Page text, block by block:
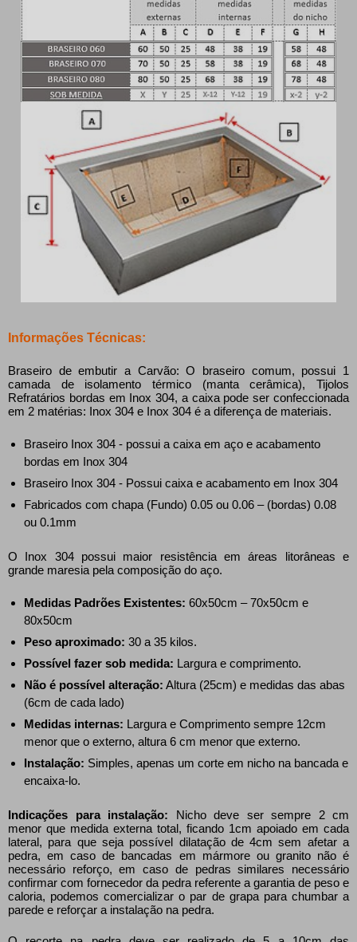
Informações Técnicas:
Braseiro de embutir a Carvão: O braseiro comum, possui 1
camada de isolamento térmico (manta cerâmica), Tijolos
Refratários bordas em Inox 304, a caixa pode ser confeccionada
em 2 matérias: Inox 304 e Inox 304 é a diferença de materiais.
Braseiro Inox 304 - possui a caixa em aço e acabamento
bordas em Inox 304
Braseiro Inox 304 - Possui caixa e acabamento em Inox 304
Fabricados com chapa (Fundo) 0.05 ou 0.06 – (bordas) 0.08
ou 0.1mm
O Inox 304 possui maior resistência em áreas litorâneas e
grande maresia pela composição do aço.
Medidas Padrões Existentes: 60x50cm – 70x50cm e
80x50cm
Peso aproximado: 30 a 35 kilos.
Possível fazer sob medida: Largura e comprimento.
Não é possível alteração: Altura (25cm) e medidas das abas
(6cm de cada lado)
Medidas internas: Largura e Comprimento sempre 12cm
menor que o externo, altura 6 cm menor que externo.
Instalação: Simples, apenas um corte em nicho na bancada e
encaixa-lo.
Indicações para instalação: Nicho deve ser sempre 2 cm
menor que medida externa total, ficando 1cm apoiado em cada
lateral, para que seja possível dilatação de 4cm sem afetar a
pedra, em caso de bancadas em mármore ou granito não é
necessário reforço, em caso de pedras similares necessário
confirmar com fornecedor da pedra referente a garantia de peso e
caloria, podemos comercializar o par de grapa para chumbar a
parede e reforçar a instalação na pedra.